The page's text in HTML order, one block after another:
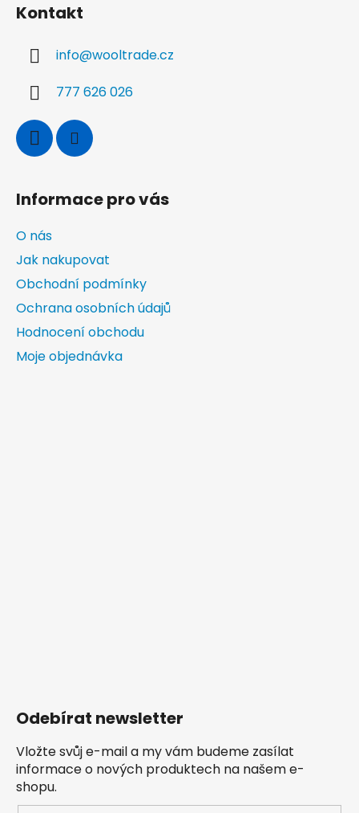
Kontakt
info@wooltrade.cz
777 626 026
Informace pro vás
O nás
Jak nakupovat
Obchodní podmínky
Ochrana osobních údajů
Hodnocení obchodu
Moje objednávka
Odebírat newsletter
Vložte svůj e-mail a my vám budeme zasílat
informace o nových produktech na našem e-
shopu.